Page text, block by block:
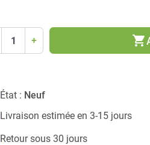
+ shopping_cart
État : Neuf
Livraison estimée en 3-15 jours
Retour sous 30 jours